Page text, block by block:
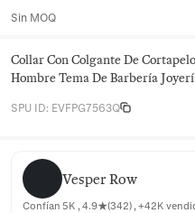
Sin MOQ
Collar Con Colgante De
Hombre Tema De Barbería
SPU ID: EVFPG7563Q
Vesper Row
Vesper Row
Confían 5K , 4.9★(342) , +42K